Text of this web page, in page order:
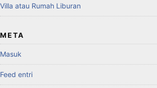
Villa atau Rumah Liburan
META
Masuk
Feed entri